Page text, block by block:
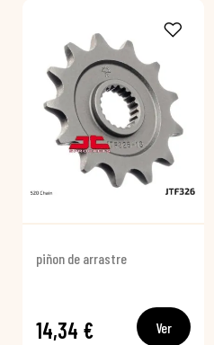
piñon de arrastre
14,34 € Ver